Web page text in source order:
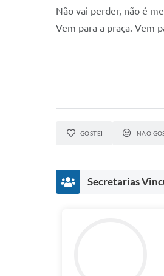
Não vai perder, não é
Vem para a praça. Vem
GOSTEI NÃO
Secretarias